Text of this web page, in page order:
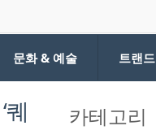
문화 & 예술 트랜드
카테고리